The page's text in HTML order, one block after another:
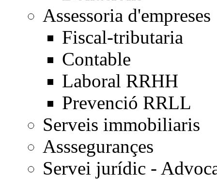
Assessoria d'empreses
Fiscal-tributaria
Contable
Laboral RRHH
Prevenció RRLL
Serveis immobiliaris
Asssegurançes
Servei jurídic -